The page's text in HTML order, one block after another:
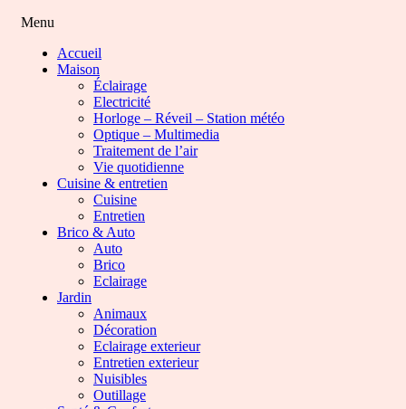
Menu
Accueil
Maison
Éclairage
Electricité
Horloge – Réveil – Station météo
Optique – Multimedia
Traitement de l’air
Vie quotidienne
Cuisine & entretien
Cuisine
Entretien
Brico & Auto
Auto
Brico
Eclairage
Jardin
Animaux
Décoration
Eclairage exterieur
Entretien exterieur
Nuisibles
Outillage